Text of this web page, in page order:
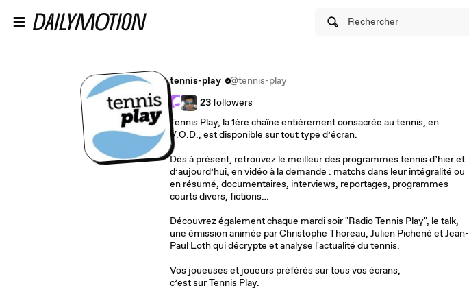
Rechercher
tennis-play
@tennis-play
23followers
Tennis Play, la 1ère chaîne entièrement consacrée au tennis, en
V.O.D., est disponible sur tout type d’écran.
Dès à présent, retrouvez le meilleur des programmes tennis d’hier et
d’aujourd’hui, en vidéo à la demande : matchs dans leur intégralité ou
en résumé, documentaires, interviews, reportages, programmes
courts divers, fictions…
Découvrez également chaque mardi soir "Radio Tennis Play", le talk,
une émission animée par Christophe Thoreau, Julien Pichené et Jean-
Paul Loth qui décrypte et analyse l'actualité du tennis.
Vos joueuses et joueurs préférés sur tous vos écrans,
c’est sur Tennis Play.